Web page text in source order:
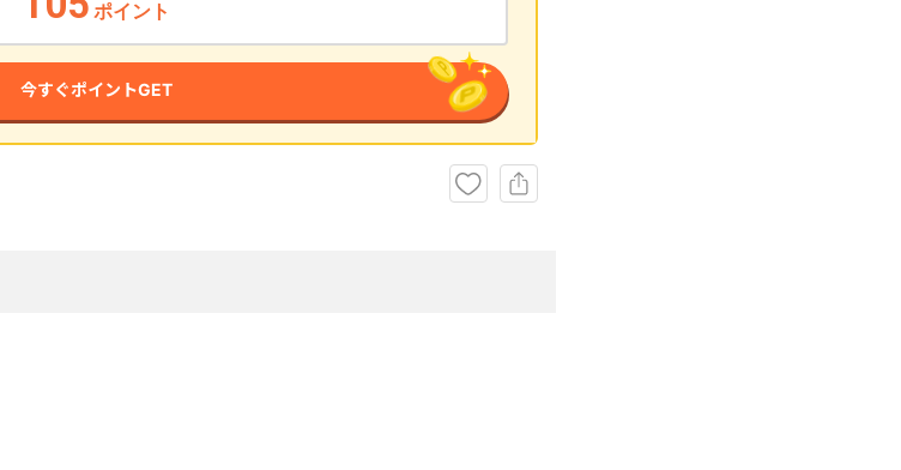
ポイント
今すぐポイントGET